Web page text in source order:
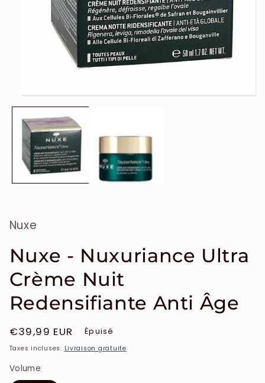
le
média
1
dans
une
fenêtre
modale
Nuxe
Nuxe - Nuxuriance Ultra
Crème Nuit
Redensifiante Anti Âge
Prix
habituel
€39,99 EUR Épuisé
Taxes incluses. Livraison gratuite
Volume